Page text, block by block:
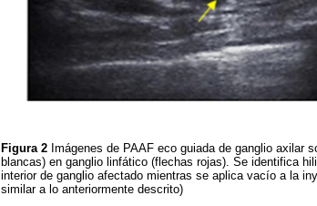
Figura 2 Imágenes de PAAF eco guiada de ganglio axilar
blancas) en ganglio linfático (flechas rojas). Se identifica
interior de ganglio afectado mientras se aplica vacío a la
similar a lo anteriormente descrito)